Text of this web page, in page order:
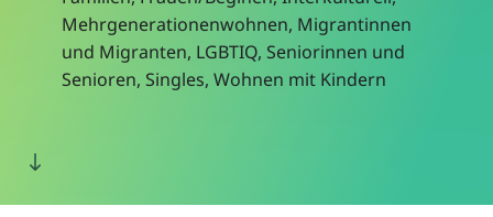
Mehrgenerationenwohnen, Migrantinnen
und Migranten, LGBTIQ, Seniorinnen und
Senioren, Singles, Wohnen mit Kindern